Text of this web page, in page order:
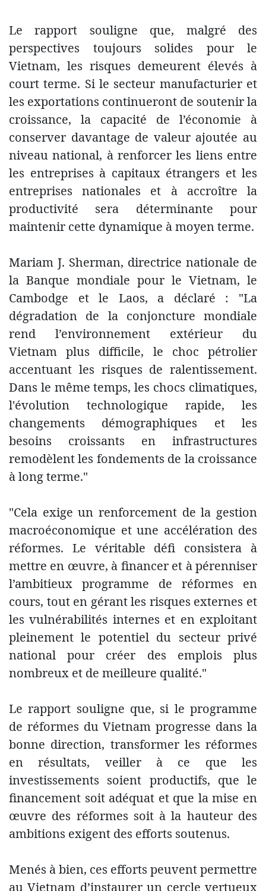
Le rapport souligne que, malgré des
perspectives toujours solides pour le
Vietnam, les risques demeurent élevés à
court terme. Si le secteur manufacturier et
les exportations continueront de soutenir la
croissance, la capacité de l’économie à
conserver davantage de valeur ajoutée au
niveau national, à renforcer les liens entre
les entreprises à capitaux étrangers et les
entreprises nationales et à accroître la
productivité sera déterminante pour
maintenir cette dynamique à moyen terme.
Mariam J. Sherman, directrice nationale de
la Banque mondiale pour le Vietnam, le
Cambodge et le Laos, a déclaré : "La
dégradation de la conjoncture mondiale
rend l’environnement extérieur du
Vietnam plus difficile, le choc pétrolier
accentuant les risques de ralentissement.
Dans le même temps, les chocs climatiques,
l'évolution technologique rapide, les
changements démographiques et les
besoins croissants en infrastructures
remodèlent les fondements de la croissance
à long terme."
"Cela exige un renforcement de la gestion
macroéconomique et une accélération des
réformes. Le véritable défi consistera à
mettre en œuvre, à financer et à pérenniser
l’ambitieux programme de réformes en
cours, tout en gérant les risques externes et
les vulnérabilités internes et en exploitant
pleinement le potentiel du secteur privé
national pour créer des emplois plus
nombreux et de meilleure qualité."
Le rapport souligne que, si le programme
de réformes du Vietnam progresse dans la
bonne direction, transformer les réformes
en résultats, veiller à ce que les
investissements soient productifs, que le
financement soit adéquat et que la mise en
œuvre des réformes soit à la hauteur des
ambitions exigent des efforts soutenus.
Menés à bien, ces efforts peuvent permettre
au Vietnam d’instaurer un cercle vertueux